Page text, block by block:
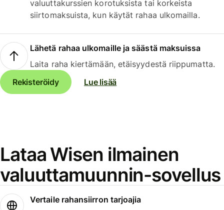
valuuttakurssien korotuksista tai korkeista
siirtomaksuista, kun käytät rahaa ulkomailla.
Lähetä rahaa ulkomaille ja säästä maksuissa
Laita raha kiertämään, etäisyydestä riippumatta.
Rekisteröidy
Lue lisää
Lataa Wisen ilmainen
valuuttamuunnin-sovellus
Vertaile rahansiirron tarjoajia